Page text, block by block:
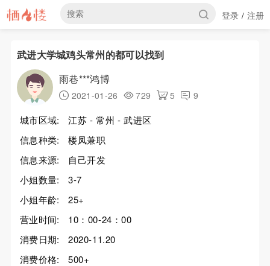
登录 / 注册
武进大学城鸡头常州的都可以找到
雨巷***鸿博
2021-01-26 729 5 9
城市区域:
江苏 - 常州 - 武进区
信息种类:
楼凤兼职
信息来源:
自己开发
小姐数量:
3-7
小姐年龄:
25+
营业时间:
10：00-24：00
消费日期:
2020-11.20
消费价格:
500+